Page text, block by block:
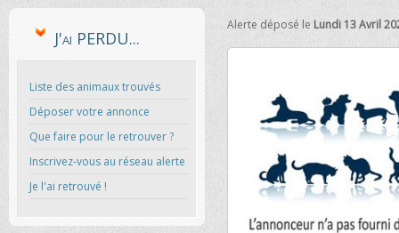
J'ai PERDU...
Liste des animaux trouvés
Déposer votre annonce
Que faire pour le retrouver ?
Inscrivez-vous au réseau alerte
Je l'ai retrouvé !
Alerte déposé le Lundi 13 Avril